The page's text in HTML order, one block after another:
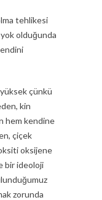
tehlikesi
yok olduğunda
çünkü
kin
hem kendine
çiçek
oksijene
bir ideoloji
zorunda